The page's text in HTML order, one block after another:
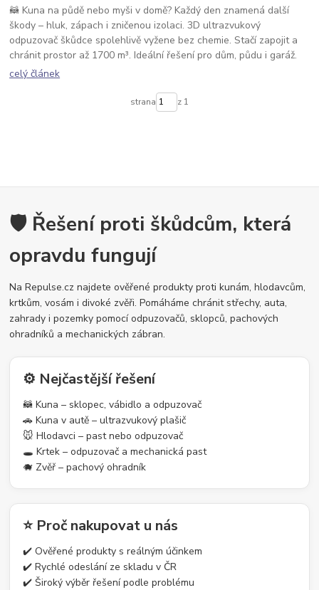
🦝 Kuna na půdě nebo myši v domě? Každý den znamená další
škody – hluk, zápach i zničenou izolaci. 3D ultrazvukový
odpuzovač škůdce spolehlivě vyžene bez chemie. Stačí zapojit a
chránit prostor až 1700 m³. Ideální řešení pro dům, půdu i garáž.
celý článek
strana z 1
🛡️ Řešení proti škůdcům, která
opravdu fungují
Na Repulse.cz najdete ověřené produkty proti kunám, hlodavcům,
krtkům, vosám i divoké zvěři. Pomáháme chránit střechy, auta,
zahrady i pozemky pomocí odpuzovačů, sklopců, pachových
ohradníků a mechanických zábran.
⚙️ Nejčastější řešení
🦝 Kuna – sklopec, vábidlo a odpuzovač
🚗 Kuna v autě – ultrazvukový plašič
🐭 Hlodavci – past nebo odpuzovač
🕳️ Krtek – odpuzovač a mechanická past
🐗 Zvěř – pachový ohradník
⭐ Proč nakupovat u nás
✔️ Ověřené produkty s reálným účinkem
✔️ Rychlé odeslání ze skladu v ČR
✔️ Široký výběr řešení podle problému